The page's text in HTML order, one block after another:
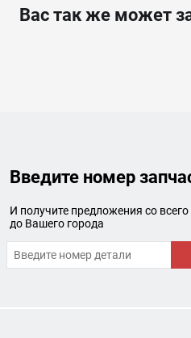
Вас так же может
Введите номер
И получите предложения со
до Вашего города